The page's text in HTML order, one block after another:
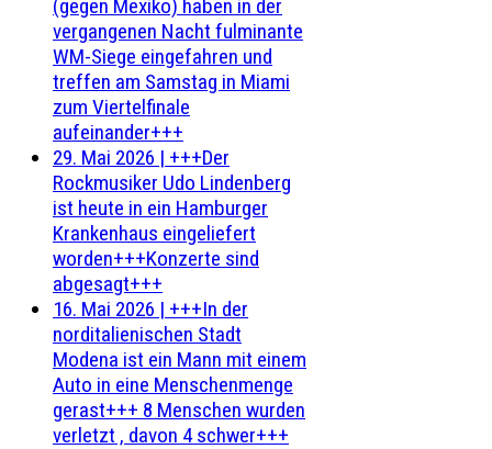
(gegen Mexiko) haben in der
vergangenen Nacht fulminante
WM-Siege eingefahren und
treffen am Samstag in Miami
zum Viertelfinale
aufeinander+++
29. Mai 2026 | +++Der
Rockmusiker Udo Lindenberg
ist heute in ein Hamburger
Krankenhaus eingeliefert
worden+++Konzerte sind
abgesagt+++
16. Mai 2026 | +++In der
norditalienischen Stadt
Modena ist ein Mann mit einem
Auto in eine Menschenmenge
gerast+++ 8 Menschen wurden
verletzt , davon 4 schwer+++